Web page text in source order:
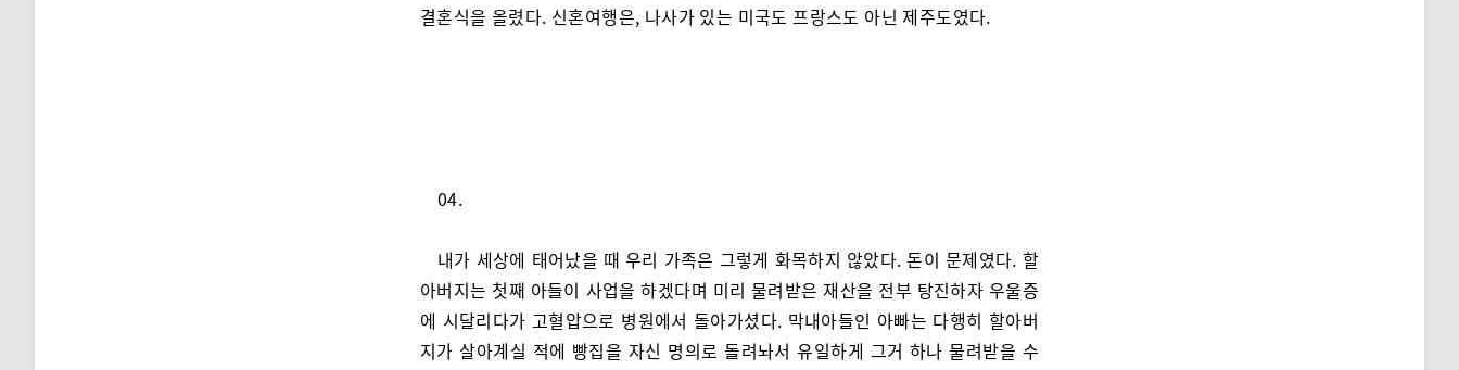
결혼식을 올렸다. 신혼여행은, 나사가 있는 미국도 프랑스도 아닌 제주도였다.
04.
내가 세상에 태어났을 때 우리 가족은 그렇게 화목하지 않았다. 돈이 문제였다. 할
아버지는 첫째 아들이 사업을 하겠다며 미리 물려받은 재산을 전부 탕진하자 우울증
에 시달리다가 고혈압으로 병원에서 돌아가셨다. 막내아들인 아빠는 다행히 할아버
지가 살아계실 적에 빵집을 자신 명의로 돌려놔서 유일하게 그거 하나 물려받을 수